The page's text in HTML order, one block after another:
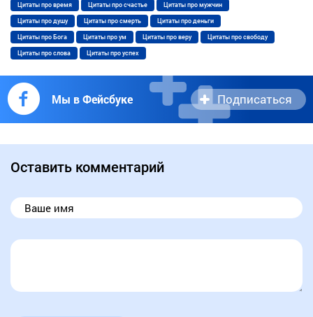
Цитаты про время Цитаты про счастье Цитаты про мужчин
Цитаты про душу Цитаты про смерть Цитаты про деньги
Цитаты про Бога Цитаты про ум Цитаты про веру Цитаты про свободу
Цитаты про слова Цитаты про успех
Мы в Фейсбуке Подписаться
Оставить комментарий